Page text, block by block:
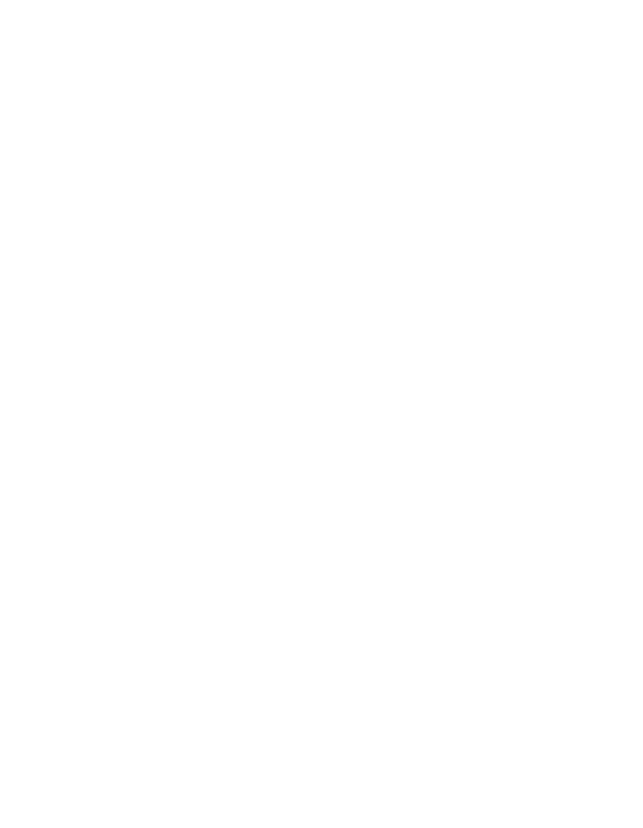
nuestro canal de Youtube, de nuestras redes sociales o del formulario de suscripción a nuestra newsletter. Si en algo no estás
que no sea necesario, siempre puedes presentar una reclamación ante la Agencia de Protección de Datos oportuna si
es la excepción a esto? Que alguna autoridad legal nos pida la información. En ese caso, se la daremos, claro!
libra de ser víctimas de ataques cibernéticos, como todo el mundo… Pero no será porque no ponemos empeño para que esto
enterásemos. No lo dudéis!
por aquí y te leas este pequeño rollo… para que estés al corriente de cómo tratamos tus datos según la Ley. En este caso,
Carácter Personal (LOPD), y con el Real Decreto 1720/2007, de 21 de diciembre, o lo que es lo mismo, con el Reglamento
Europeo y del Consejo de 27 de abril de 2016 relativo a la protección de las personas físicas (RGPD) y con la Ley 34/2002,
(LSSICE o LSSI).
Jesús Jiménez Pérez, que como muchos ya sabéis, tiene base en Santander, en la oficina nº3 de Los locales Carabaza, en la
(es decir, una comunidad de viajes) con el que puedes contactar a través de la dirección xuso@comoviajar.es y si lo haces,
contamos aquí
contestar
muy pesados y no solemos mandar mails. Aun así, si estáis suscrit@s a nuestra newsletter, de vez en cuando te
a conservar tu dirección de mail solo el tiempo necesario. No más. Además, en este caso solo nos pondremos en contacto
galletitas o cookies cuya política te contamos en otro apartado.Además, para poder llevar a cabo todo el trabajo que
sobre el comportamiento de navegación de los usuari@s de la web de una u otra manera pero que en ningún caso nos da
Youtube, Facebook e Instagram.
que hace que tus datos se transmitan entre un servidor y usuario web de manera segura, cifrada o encriptada.
vuestros datos, estos son reales y verídicos. Si no, no nos podemos comunicar con vosotros como es debido ;(